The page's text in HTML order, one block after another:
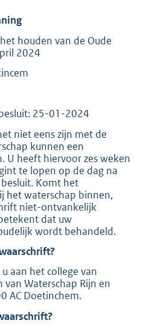
2
0
houden van de Oude
2024
25-01-2024
niet eens zijn met de
kunnen een
U heeft hiervoor zes weken
te lopen op de dag na
Komt het
het waterschap binnen,
niet-ontvankelijk
dat uw
wordt behandeld.
aan het college van
Waterschap Rijn en
AC Doetinchem.